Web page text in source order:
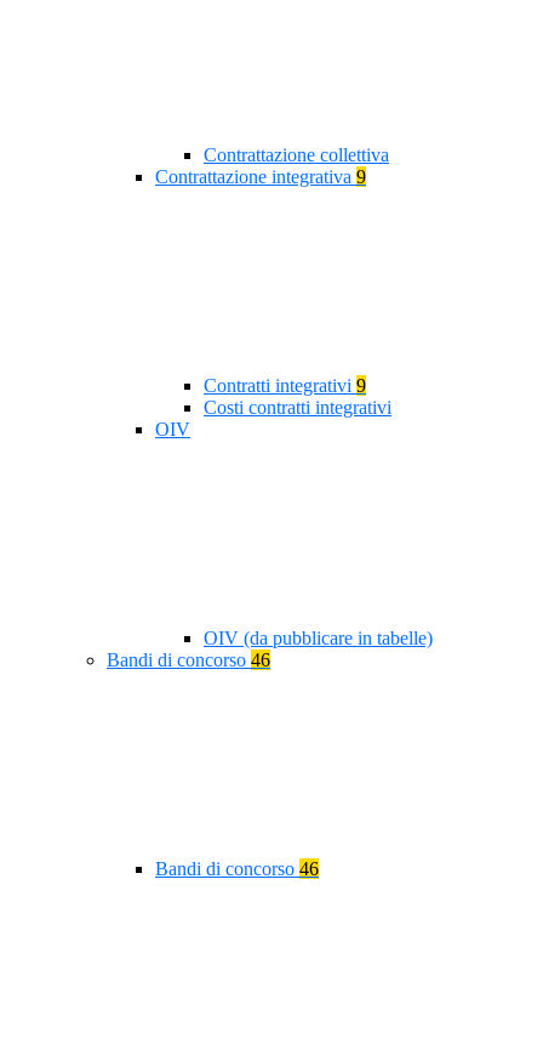
Contrattazione collettiva
Contrattazione integrativa 9
Contratti integrativi 9
Costi contratti integrativi
OIV
OIV (da pubblicare in tabelle)
Bandi di concorso 46
Bandi di concorso 46